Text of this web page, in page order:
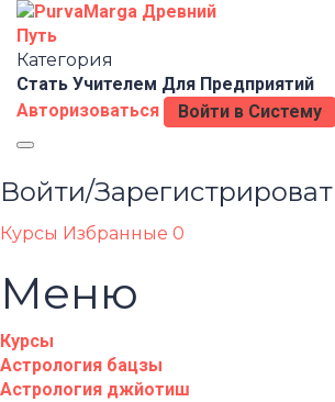
Категория
Стать Учителем Для Предприятий
Авторизоваться
Войти в Систему
Toggle
navigation
Войти/
Курсы Избранные 0
Меню
Курсы
Астрология бацзы
Астрология джйотиш